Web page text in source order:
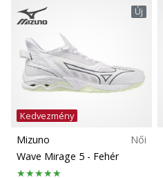
Új
Kedvezmény
Mizuno
Női
Wave Mirage 5 - Fehér